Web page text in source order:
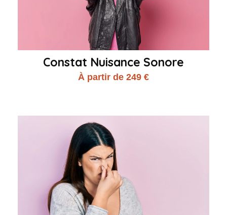
Constat Nuisance Sonore
À partir de 249 €